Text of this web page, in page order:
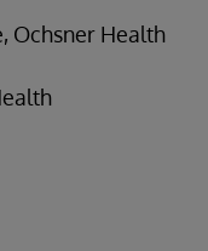
Ochsner Health